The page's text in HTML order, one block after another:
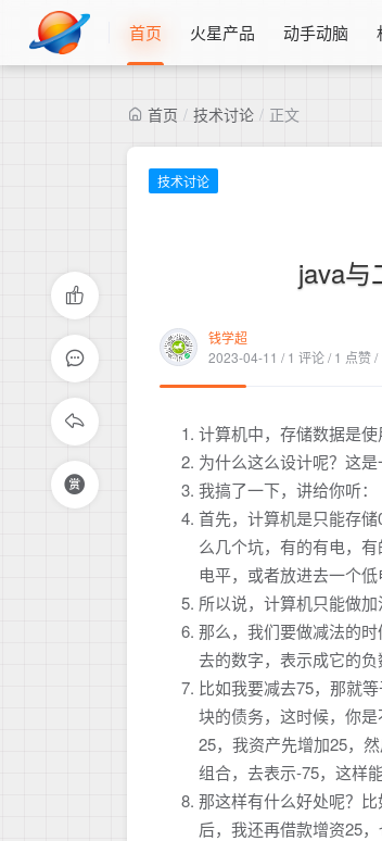
首页 火星产品 动手动脑
首页 / 技术讨论 / 正文
技术讨论
java与
钱学超
2023-04-11 / 1 评论 / 1 点赞
计算机中，存储数据是使
为什么这么设计呢？这
我搞了一下，讲给你听：
首先，计算机是只能存
么几个坑，有的有电，
电平，或者放进去一个
所以说，计算机只能做加
那么，我们要做减法的
去的数字，表示成它的
比如我要减去75，那就
块的债务，这时候，你
25，我资产先增加25，
组合，去表示-75，这样
那这样有什么好处呢？
后，我还再借款增资25
1